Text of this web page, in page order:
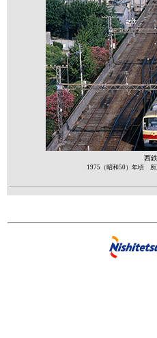
西
1975（昭和50）年頃 所